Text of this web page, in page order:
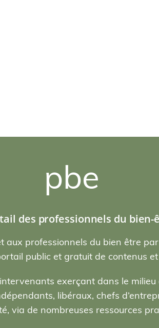
pbe
des professionnels du bien-
aux professionnels du bien être
public et gratuit de contenus
exerçant dans le
libéraux, chefs
via de nombreuses ressources